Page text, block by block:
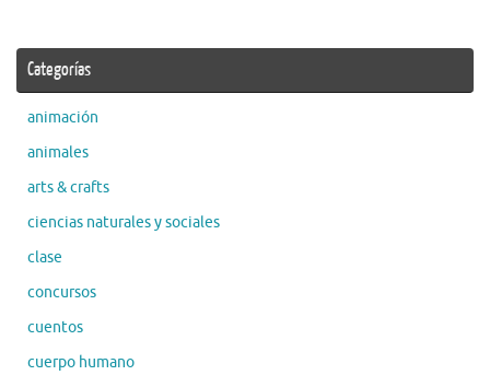
Categorías
animación
animales
arts & crafts
ciencias naturales y sociales
clase
concursos
cuentos
cuerpo humano